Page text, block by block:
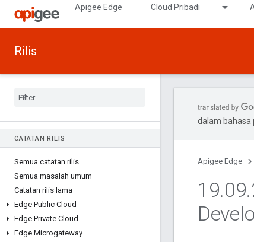
Apigee Edge Cloud Pribadi
Rilis
CATATAN RILIS
Semua catatan rilis
Semua masalah umum
Catatan rilis lama
Edge Public Cloud
Edge Private Cloud
Edge Microgateway
dalam bahasa
Apigee Edge
19.09.